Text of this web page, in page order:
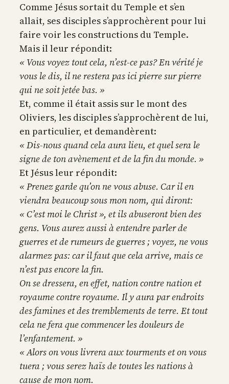
Comme Jésus sortait du Temple et s’en
allait, ses disciples s’approchèrent pour lui
faire voir les constructions du Temple.
Mais il leur répondit:
« Vous voyez tout cela, n’est-ce pas? En vérité je
vous le dis, il ne restera pas ici pierre sur pierre
qui ne soit jetée bas. »
Et, comme il était assis sur le mont des
Oliviers, les disciples s’approchèrent de lui,
en particulier, et demandèrent:
« Dis-nous quand cela aura lieu, et quel sera le
signe de ton avènement et de la fin du monde. »
Et Jésus leur répondit:
« Prenez garde qu’on ne vous abuse. Car il en
viendra beaucoup sous mon nom, qui diront:
« C’est moi le Christ », et ils abuseront bien des
gens. Vous aurez aussi à entendre parler de
guerres et de rumeurs de guerres ; voyez, ne vous
alarmez pas: car il faut que cela arrive, mais ce
n’est pas encore la fin.
On se dressera, en effet, nation contre nation et
royaume contre royaume. Il y aura par endroits
des famines et des tremblements de terre. Et tout
cela ne fera que commencer les douleurs de
l’enfantement. »
« Alors on vous livrera aux tourments et on vous
tuera ; vous serez haïs de toutes les nations à
cause de mon nom.